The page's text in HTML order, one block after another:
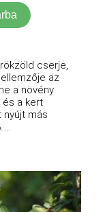
cserje,
az
a növény
és a kert
más